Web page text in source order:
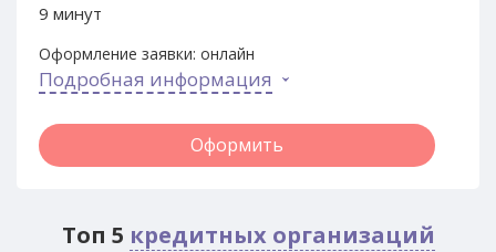
9 минут
Оформление заявки: онлайн
Подробная информация
Оформить
Топ 5 кредитных организаций